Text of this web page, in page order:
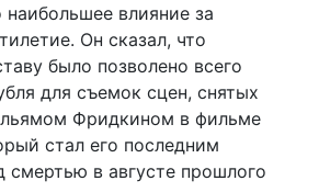
наибольшее влияние за
Он сказал, что
было позволено всего
для съемок сцен, снятых
Фридкином в фильме
стал его последним
смертью в августе прошлого